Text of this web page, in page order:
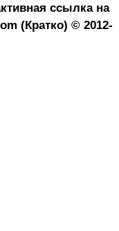
ссылка на
(Кратко) © 2012-